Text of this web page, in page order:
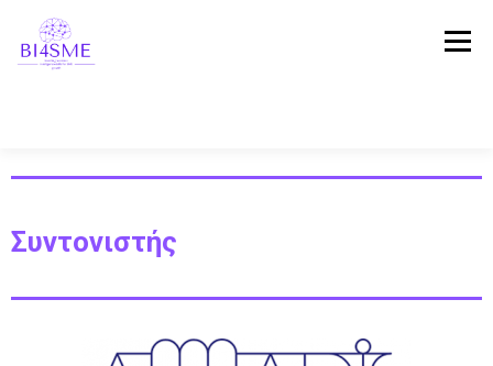
Μενού
ΜΑΡΤΥΡΊΕΣ ΕΠΙΚΟΙΝΩΝΙΑ
Συντονιστής